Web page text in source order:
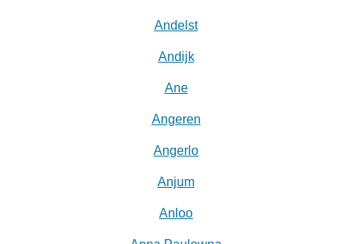
Andelst
Andijk
Ane
Angeren
Angerlo
Anjum
Anloo